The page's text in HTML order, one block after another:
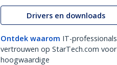
Drivers en downloads
Ontdek waarom IT-professionals
vertrouwen op StarTech.com voor
hoogwaardige